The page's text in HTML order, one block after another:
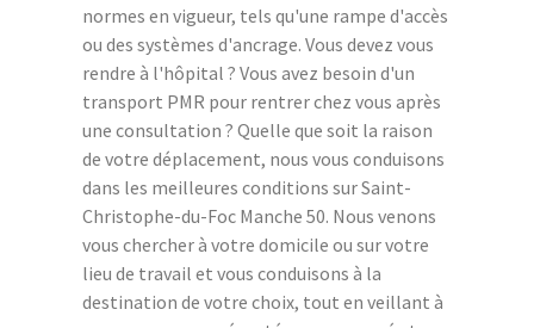
normes en vigueur, tels qu'une rampe d'accès
ou des systèmes d'ancrage. Vous devez vous
rendre à l'hôpital ? Vous avez besoin d'un
transport PMR pour rentrer chez vous après
une consultation ? Quelle que soit la raison
de votre déplacement, nous vous conduisons
dans les meilleures conditions sur Saint-
Christophe-du-Foc Manche 50. Nous venons
vous chercher à votre domicile ou sur votre
lieu de travail et vous conduisons à la
destination de votre choix, tout en veillant à